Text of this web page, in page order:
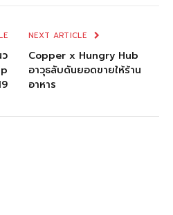
NEXT ARTICLE
Copper x Hungry Hub
อาวุธลับดันยอดขายให้ร้าน
อาหาร